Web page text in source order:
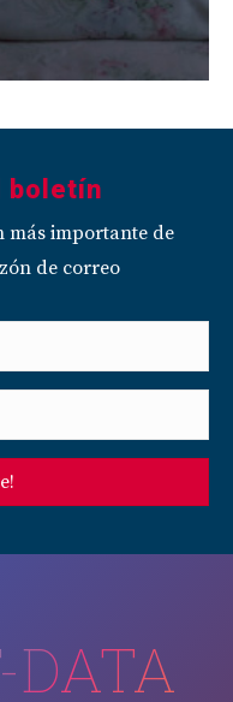
boletín
más importante de
de correo
DATA